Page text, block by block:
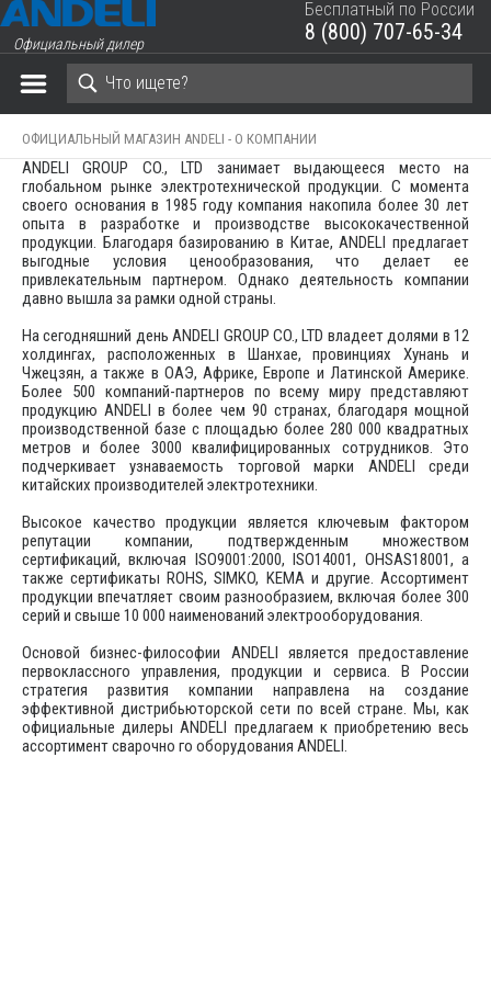
Официальный дилер
Бесплатный по России
8 (800) 707-65-34
ОФИЦИАЛЬНЫЙ МАГАЗИН ANDELI - О КОМПАНИИ
ANDELI GROUP CO., LTD занимает выдающееся место на
глобальном рынке электротехнической продукции. С момента
своего основания в 1985 году компания накопила более 30 лет
опыта в разработке и производстве высококачественной
продукции. Благодаря базированию в Китае, ANDELI предлагает
выгодные условия ценообразования, что делает ее
привлекательным партнером. Однако деятельность компании
давно вышла за рамки одной страны.
На сегодняшний день ANDELI GROUP CO., LTD владеет долями в 12
холдингах, расположенных в Шанхае, провинциях Хунань и
Чжецзян, а также в ОАЭ, Африке, Европе и Латинской Америке.
Более 500 компаний-партнеров по всему миру представляют
продукцию ANDELI в более чем 90 странах, благодаря мощной
производственной базе с площадью более 280 000 квадратных
метров и более 3000 квалифицированных сотрудников. Это
подчеркивает узнаваемость торговой марки ANDELI среди
китайских производителей электротехники.
Высокое качество продукции является ключевым фактором
репутации компании, подтвержденным множеством
сертификаций, включая ISO9001:2000, ISO14001, OHSAS18001, а
также сертификаты ROHS, SIMKO, KEMA и другие. Ассортимент
продукции впечатляет своим разнообразием, включая более 300
серий и свыше 10 000 наименований электрооборудования.
Основой бизнес-философии ANDELI является предоставление
первоклассного управления, продукции и сервиса. В России
стратегия развития компании направлена на создание
эффективной дистрибьюторской сети по всей стране. Мы, как
официальные дилеры ANDELI предлагаем к приобретению весь
ассортимент сварочно го оборудования ANDELI.
ЗАКРЫТЬ КОРЗИНУ